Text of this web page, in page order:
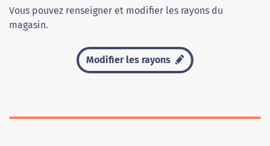
Vous pouvez renseigner et modifier les rayons du
magasin.
Modifier les rayons